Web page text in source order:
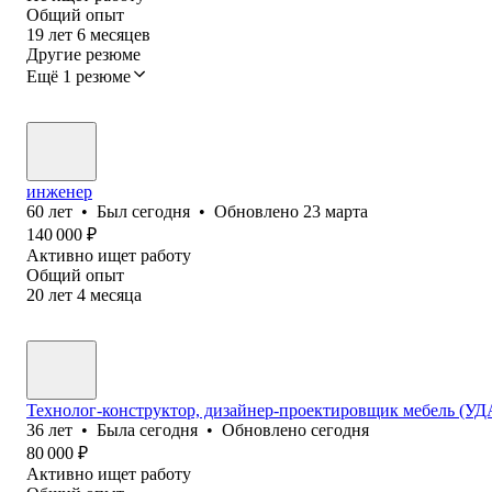
Общий опыт
19 лет 6 месяцев
Другие резюме
Ещё 1 резюме
инженер
60 лет • Был сегодня • Обновлено 23 марта
140 000 ₽
Активно ищет работу
Общий опыт
20 лет 4 месяца
Технолог-конструктор, дизайнер-проектировщик мебель
36 лет • Была сегодня • Обновлено сегодня
80 000 ₽
Активно ищет работу